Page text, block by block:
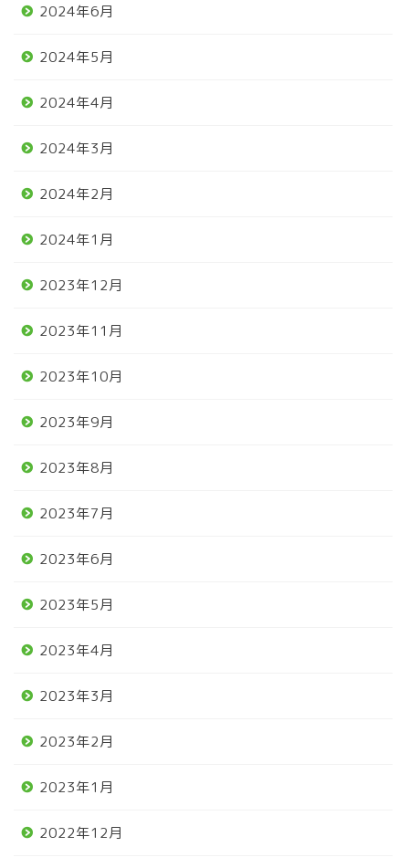
2024年6月
2024年5月
2024年4月
2024年3月
2024年2月
2024年1月
2023年12月
2023年11月
2023年10月
2023年9月
2023年8月
2023年7月
2023年6月
2023年5月
2023年4月
2023年3月
2023年2月
2023年1月
2022年12月